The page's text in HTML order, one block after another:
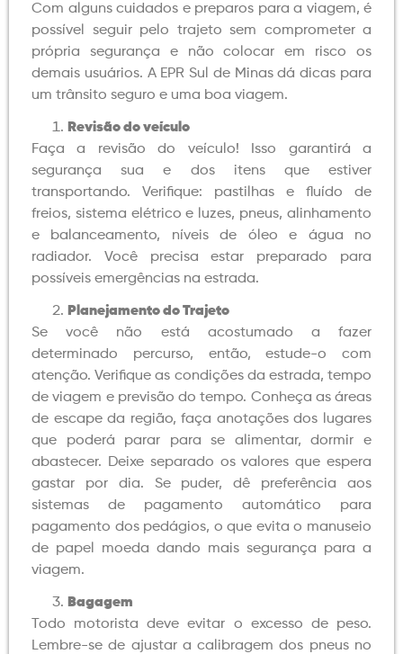
Com alguns cuidados e preparos para a viagem, é
possível seguir pelo trajeto sem comprometer a
própria segurança e não colocar em risco os
demais usuários. A EPR Sul de Minas dá dicas para
um trânsito seguro e uma boa viagem.
Revisão do veículo
Faça a revisão do veículo! Isso garantirá a
segurança sua e dos itens que estiver
transportando. Verifique: pastilhas e fluído de
freios, sistema elétrico e luzes, pneus, alinhamento
e balanceamento, níveis de óleo e água no
radiador. Você precisa estar preparado para
possíveis emergências na estrada.
Planejamento do Trajeto
Se você não está acostumado a fazer
determinado percurso, então, estude-o com
atenção. Verifique as condições da estrada, tempo
de viagem e previsão do tempo. Conheça as áreas
de escape da região, faça anotações dos lugares
que poderá parar para se alimentar, dormir e
abastecer. Deixe separado os valores que espera
gastar por dia. Se puder, dê preferência aos
sistemas de pagamento automático para
pagamento dos pedágios, o que evita o manuseio
de papel moeda dando mais segurança para a
viagem.
Bagagem
Todo motorista deve evitar o excesso de peso.
Lembre-se de ajustar a calibragem dos pneus no